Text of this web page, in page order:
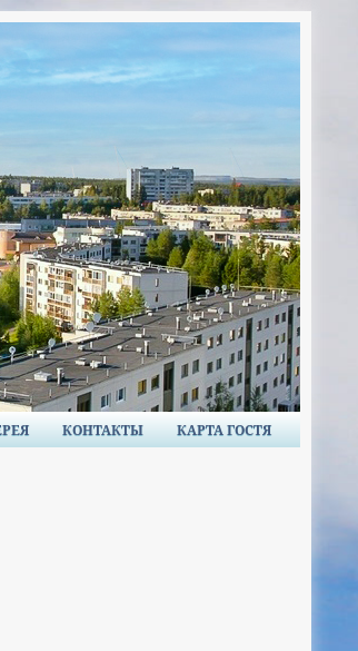
КОНТАКТЫ КАРТА ГОСТЯ